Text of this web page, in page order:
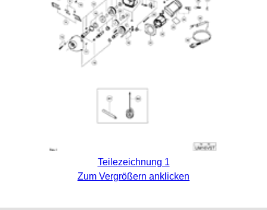
Teilezeichnung 1
Zum Vergrößern anklicken